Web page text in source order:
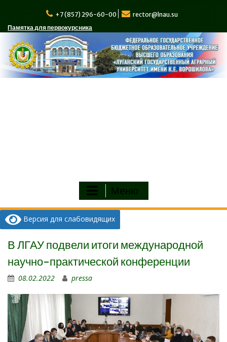
содержимому
+7 (857) 296-60-00
rector@lnau.su
Памятка для первокурсника
Меню
Версия для слабовидящих
В ЛГАУ подвели итоги международной
научно-практической конференции
08.02.2022 pressa